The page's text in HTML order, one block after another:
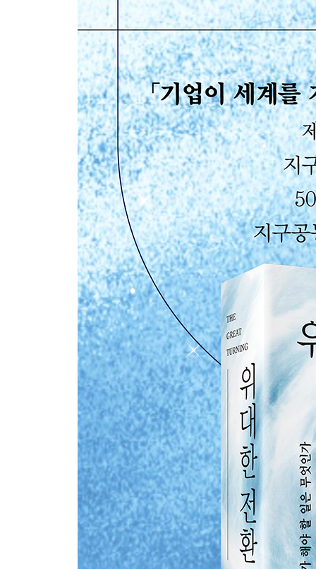
제5부. 지구공동체를 탄생시키기
19장: 아래로부터 리드하기
20장: 정치적 다수를 형성하기
21장: 창조적 잠재력을 해방시키기
22장: 이야기를 바꾸면 미래가 바뀐다
해제
미주
찾아보기